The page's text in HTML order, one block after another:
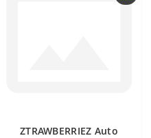
ZTRAWBERRIEZ Auto